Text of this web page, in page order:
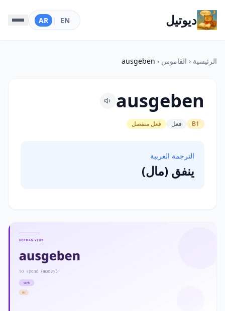
ديوتيل EN
|
AR
الرئيسية ‹ القاموس ‹
ausgeben
ausgeben
B1 فعل فعل منفصل
الترجمة العربية
ينفق (مال)